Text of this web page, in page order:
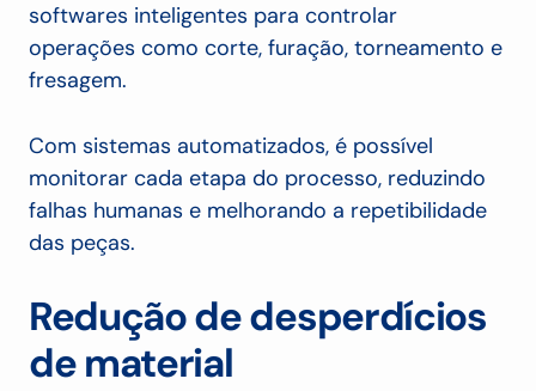
softwares inteligentes para controlar
operações como corte, furação, torneamento e
fresagem.
Com sistemas automatizados, é possível
monitorar cada etapa do processo, reduzindo
falhas humanas e melhorando a repetibilidade
das peças.
Redução de desperdícios
de material